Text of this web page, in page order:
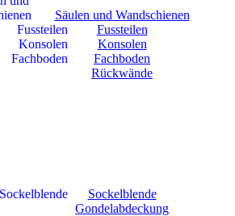
Säulen und Wandschienen
Fussteilen
Konsolen
Fachboden
Rückwände
Sockelblende
Gondelabdeckung